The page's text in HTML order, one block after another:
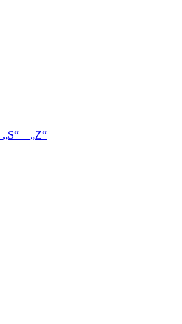
S –
Z